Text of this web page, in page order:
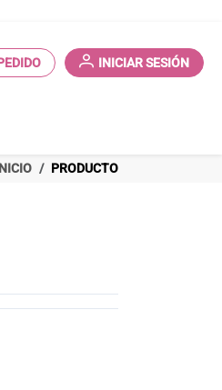
INICIAR SESIÓN
PRODUCTO